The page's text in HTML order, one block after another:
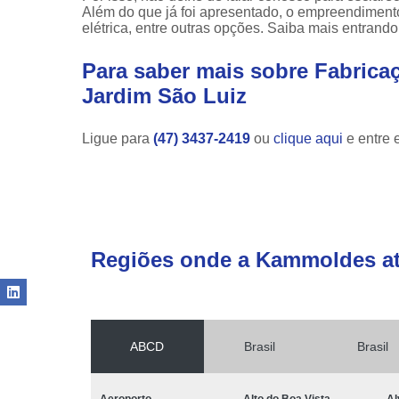
Além do que já foi apresentado, o
elétrica, entre outras opções. Saiba mais
Para saber mais sobre
Jardim São Luiz
Ligue para (47) 3437-2419 ou clique aqui e entre
Regiões onde a Kammoldes
ABCD Brasil Brasil